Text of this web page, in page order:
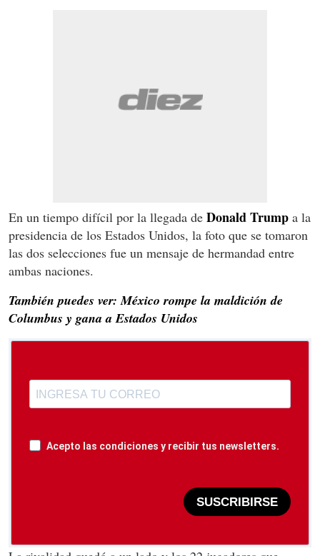
En un tiempo difícil por la llegada de Donald Trump a la
presidencia de los Estados Unidos, la foto que se tomaron
las dos selecciones fue un mensaje de hermandad entre
ambas naciones.
También puedes ver: México rompe la maldición de
Columbus y gana a Estados Unidos
Acepto las condiciones y recibir tus newsletters.
SUSCRIBIRSE